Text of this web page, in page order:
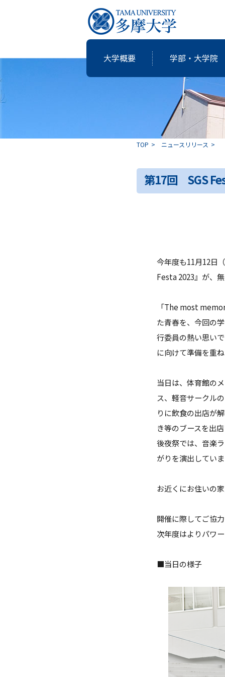
大学概要
大学概要
個性・特色「現代の志塾」
ハラスメント防止
学部・大学院
学部・大学院
研究・教育
アクティブ・ラーニングの多摩大
国際交流
就職支援
図書館
TOP ニュースリリース
第17回 SGS
今年度も11月12日
Festa 2023』が、
「The most
た青春を、今回の
行委員の熱い思い
に向けて準備を重
当日は、体育館の
ス、軽音サークル
りに飲食の出店が
き等のブースを出
後夜祭では、音楽
がりを演出してい
お近くにお住いの
開催に際してご協
次年度はよりパワ
■当日の様子